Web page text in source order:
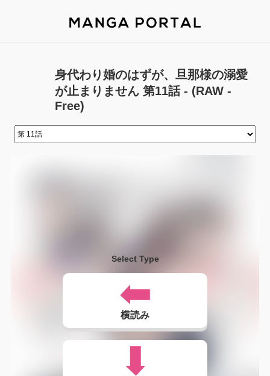
身代わり婚のはずが、旦那様の溺愛
が止まりません 第11話 - (RAW -
Free)
Select Type
横読み